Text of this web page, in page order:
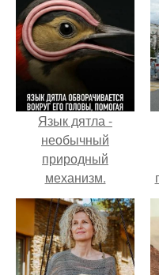
Язык дятла -
необычный
природный
механизм.